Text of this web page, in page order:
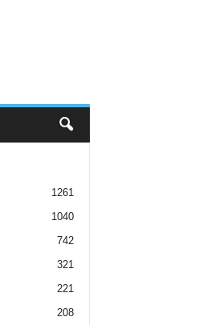
1261
1040
742
321
221
208